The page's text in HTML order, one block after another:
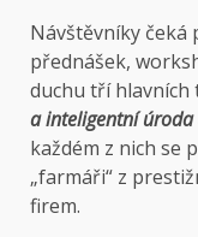
Návštěvníky čeká
přednášek,
duchu tří hlavních
a inteligentní úroda
každém z nich se
„farmáři“ z
firem.